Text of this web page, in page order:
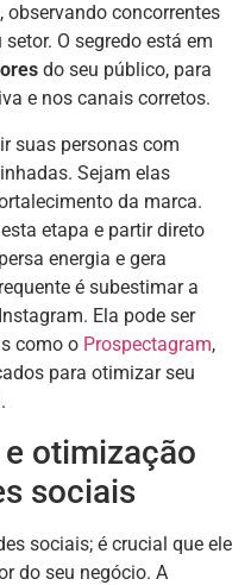
observando concorrentes
O segredo está em
do seu público, para
e nos canais corretos.
suas personas com
Sejam elas
da marca.
etapa e partir direto
energia e gera
é subestimar a
Ela pode ser
como o Prospectagram,
para otimizar seu
otimização
sociais
sociais; é crucial que ele
do seu negócio. A